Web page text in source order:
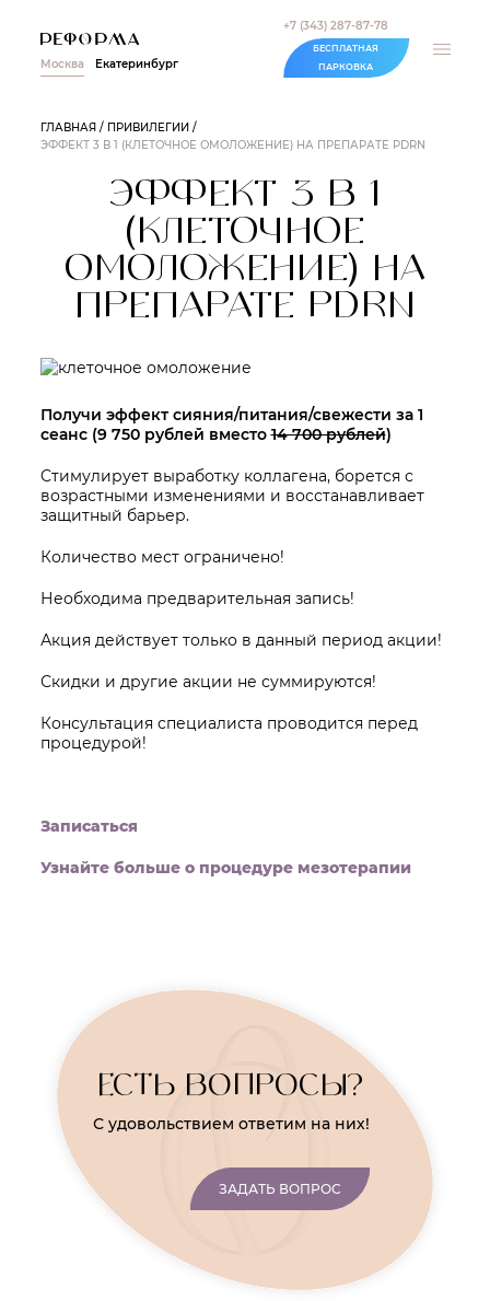
Москва Екатеринбург
БЕСПЛАТНАЯ
ПАРКОВКА
+7 (343) 287-87-78
ГЛАВНАЯ
ПРИВИЛЕГИИ
ЭФФЕКТ 3 В 1 (КЛЕТОЧНОЕ ОМОЛОЖЕНИЕ) НА ПРЕПАРАТЕ PDRN
ЭФФЕКТ 3 В 1
(КЛЕТОЧНОЕ
ОМОЛОЖЕНИЕ) НА
ПРЕПАРАТЕ PDRN
Получи эффект сияния/питания/свежести за 1
сеанс (9 750 рублей вместо14 700 рублей)
Cтимулирует выработку коллагена, борется с
возрастными изменениями и восстанавливает
защитный барьер.
Количество мест ограничено!
Необходима предварительная запись!
Акция действует только в данный период акции!
Скидки и другие акции не суммируются!
Консультация специалиста проводится перед
процедурой!
Записаться
Узнайте больше о процедуре мезотерапии
ЕСТЬ ВОПРОСЫ?
С удовольствием ответим на них!
ЗАДАТЬ ВОПРОС